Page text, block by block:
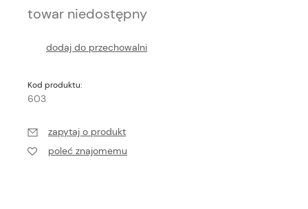
towar niedostępny
dodaj do przechowalni
Kod produktu:
603
zapytaj o produkt
poleć znajomemu